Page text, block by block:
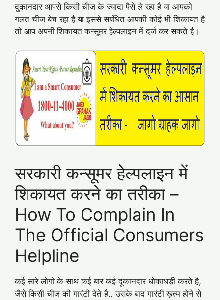
दुकानदार आपसे किसी चीज के ज्यादा पैसे ले रहा है या आपको
गलत चीज बेच रहा है या इससे सबंधित आपकी कोई भी शिकायत है
तो आप अपनी शिकायत कन्सूमर हेल्पलाइन में दर्ज कर सकते है।
सरकारी कन्सूमर हेल्पलाइन में
शिकायत करने का तरीका –
How To Complain In
The Official Consumers
Helpline
कई सारे लोगो के साथ कई बार कई दूकानदार धोकाधड़ी करते है,
जैसे किसी चीज की गारंटी देते है.. उसके बाद गारंटी ख़त्म होने से